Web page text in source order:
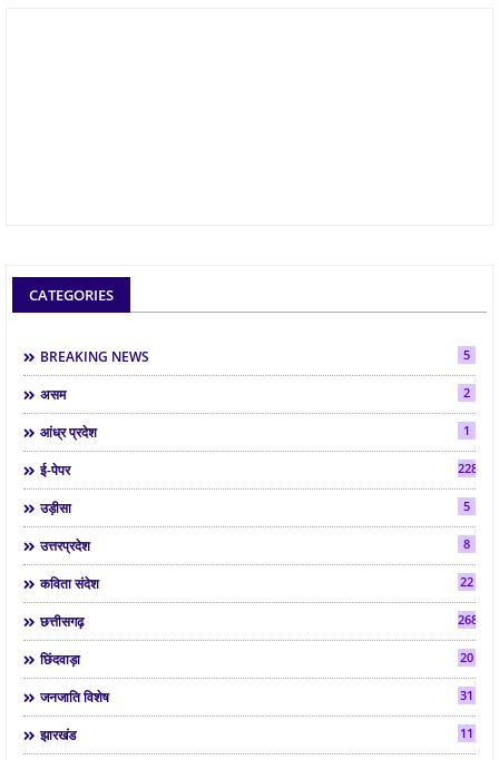
CATEGORIES
BREAKING NEWS 5
असम 2
आंध्र प्रदेश 1
ई-पेपर 2286
उड़ीसा 5
उत्तरप्रदेश 8
कविता संदेश 22
छत्तीसगढ़ 268
छिंदवाड़ा 20
जनजाति विशेष 31
झारखंड 11